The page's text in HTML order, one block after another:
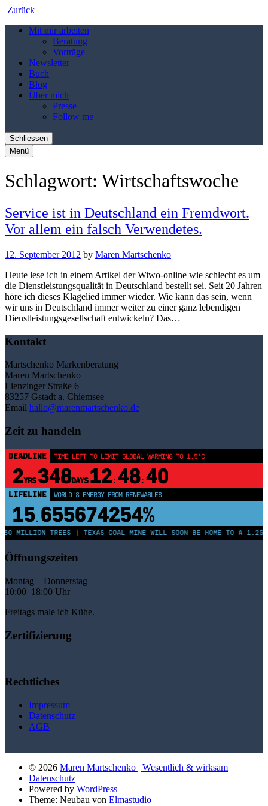
Zurück
Mit mir arbeiten
Beratung
Vorträge
Newsletter
Buch
Blog
Über mich
Presse
Follow me
Schliessen
Menü
Schlagwort: Wirtschaftswoche
Service ist in Deutschland ein Fremdwort.
Vor allem ein falsch Verwendetes.
12. September 2012 by Maren Martschenko
Heute lese ich in einem Artikel der Wiwo-online wie schlecht es um
die Dienstleistungsqualität in Deutschland bestellt sei. Seit 20 Jahren
höre ich dieses Klagelied immer wieder. Wie kann das sein, wenn
wir uns in Deutschland immer weiter zu einer ganz lebendigen
Dienstleistungsgesellschaft entwickeln? Das…
Kontakt
Martschenko Markenberatung
Maren Martschenko
Lienzinger Straße 6
83257 Gstadt a. Chiemsee
Email hallo@marenmartschenko.de
Zeit zu handeln
DEADLINE TIME LEFT TO LIMIT GLOBAL WARMING TO 1.5°C
2YRS348DAYS 12: 48: 40
LIFELINE WORLD'S ENERGY FROM RENEWABLES
15. 655674260%
MILLION TREES | TEXAS COAL MINE WILL SOON BE HOME TO A
Öffnungszeiten
Montag – Donnerstag
10:00–18:00 Uhr
Freitags male ich Kühe.
Zertifizierung
Rechtliches
Impressum
Datenschutz
AGB
© 2026 Maren Martschenko | Wesentlich & wirksam
Datenschutz
Powered by WordPress
Theme: Neubau von Elmastudio